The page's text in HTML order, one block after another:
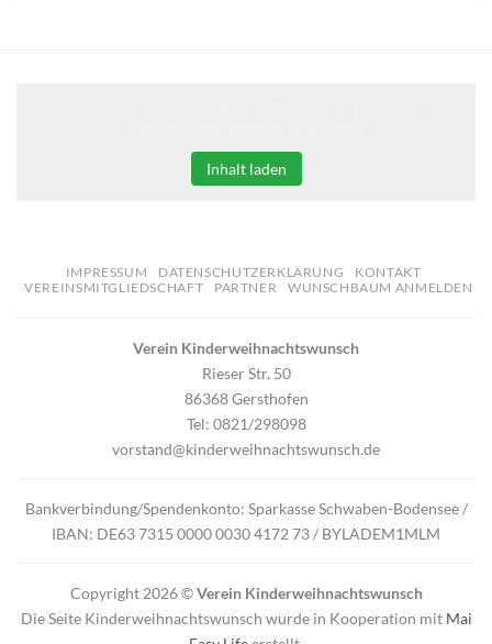
Inhalt laden
IMPRESSUM DATENSCHUTZERKLÄRUNG
KONTAKT
VEREINSMITGLIEDSCHAFT
PARTNER WUNSCHBAUM ANMELDEN
Verein Kinderweihnachtswunsch
Rieser Str. 50
86368 Gersthofen
Tel: 0821/298098
vorstand@kinderweihnachtswunsch.de
Bankverbindung/Spendenkonto: Sparkasse Schwaben-Bodensee /
IBAN: DE63 7315 0000 0030 4172 73 / BYLADEM1MLM
Copyright 2026 ©Verein Kinderweihnachtswunsch
Die Seite Kinderweihnachtswunsch wurde in Kooperation mit Mai